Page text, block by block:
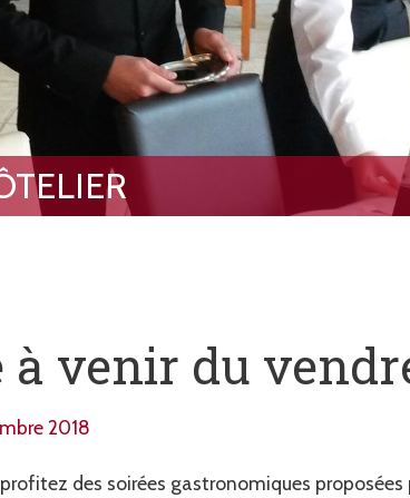
à venir du
2018
des soirées gastronomiques proposées